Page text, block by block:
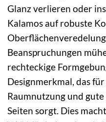
Glanz verlieren oder
Kalamos auf robuste
Beanspruchungen
rechteckige
Designmerkmal, das
Raumnutzung und
Seiten sorgt. Dies